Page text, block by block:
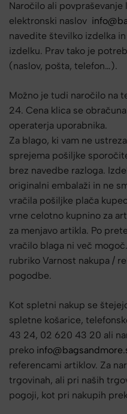
Naročilo ali
elektronski naslov
navedite številko izdelka
izdelku. Prav tako je
(naslov, pošta, telefon…).
Možno je tudi naročilo na
24. Cena klica se
operaterja uporabnika.
Za blago, ki vam ne
sprejema pošiljke
brez navedbe razloga.
originalni embalaži in ne
vračila pošiljke plača
vrne celotno kupnino za
za menjavo artikla. Po
vračilo blaga ni več
rubriko Varnost nakupa /
pogodbe.
Kot spletni nakup se
spletne košarice,
43 24, 02 620 43 20 ali
preko
referencami artiklov. Za
trgovinah, ali pri naših
pogoji, kot pri nakupih